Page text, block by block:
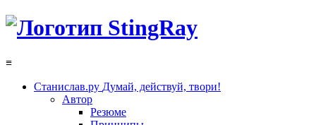
≡
Станислав.ру Думай, действуй, твори!
Автор
Резюме